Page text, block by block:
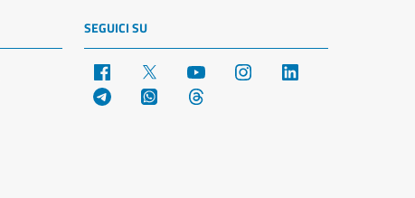
SEGUICI SU
Facebook YouTube Instagram
Telegram WhatsApp